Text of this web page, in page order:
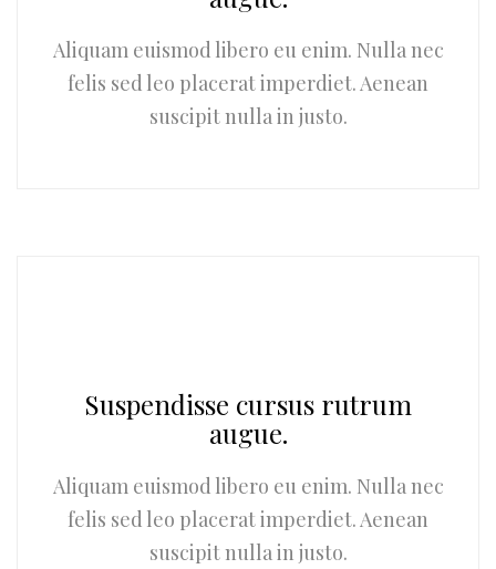
Aliquam euismod libero eu enim. Nulla nec
felis sed leo placerat imperdiet. Aenean
suscipit nulla in justo.
Suspendisse cursus rutrum
augue.
Aliquam euismod libero eu enim. Nulla nec
felis sed leo placerat imperdiet. Aenean
suscipit nulla in justo.